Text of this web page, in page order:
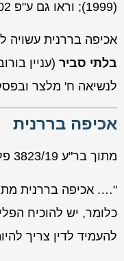
(1999); וראו גם ע"פ 4855/02
אכיפה בררנית עשויה
בלתי סביר (עניין
לנשיאה ח' מלצר ובפסקאות 3-1
אכיפה בררנית
מתוך בר"ע 3823/19 פלוני. ההדגשות הן שלי ! ראוי תמיד לקרוא את פסקי הדין המדוברים – כותרות הן שלי, כמו גם הדגשים.
"…. אכיפה בררנית
כלומר, יש להוכיח
להעמיד לדין צריך